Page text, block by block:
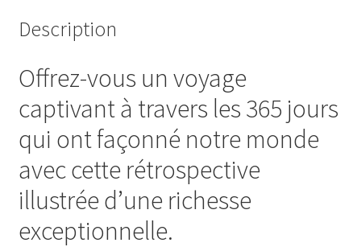
Description
Offrez-vous un voyage
captivant à travers les 365 jours
qui ont façonné notre monde
avec cette rétrospective
illustrée d’une richesse
exceptionnelle.